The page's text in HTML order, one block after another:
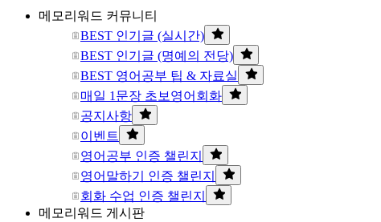
메모리워드 커뮤니티
BEST 인기글 (실시간)
BEST 인기글 (명예의 전당)
BEST 영어공부 팁 & 자료실
매일 1문장 초보영어회화
공지사항
이벤트
영어공부 인증 챌린지
영어말하기 인증 챌린지
회화 수업 인증 챌린지
메모리워드 게시판